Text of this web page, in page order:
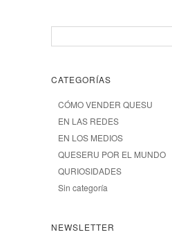
CATEGORÍAS
CÓMO VENDER QUESU
EN LAS REDES
EN LOS MEDIOS
QUESERU POR EL MUNDO
QURIOSIDADES
Sin categoría
NEWSLETTER